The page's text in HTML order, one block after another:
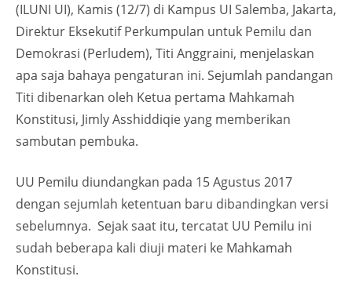
(ILUNI UI), Kamis (12/7) di Kampus UI Salemba, Jakarta,
Direktur Eksekutif Perkumpulan untuk Pemilu dan
Demokrasi (Perludem), Titi Anggraini, menjelaskan
apa saja bahaya pengaturan ini. Sejumlah pandangan
Titi dibenarkan oleh Ketua pertama Mahkamah
Konstitusi, Jimly Asshiddiqie yang memberikan
sambutan pembuka.
UU Pemilu diundangkan pada 15 Agustus 2017
dengan sejumlah ketentuan baru dibandingkan versi
sebelumnya. Sejak saat itu, tercatat UU Pemilu ini
sudah beberapa kali diuji materi ke Mahkamah
Konstitusi.